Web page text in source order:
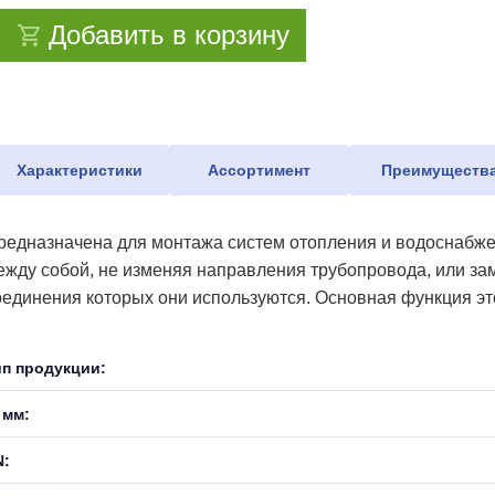
Добавить в корзину
Характеристики Ассортимент
для монтажа систем отопления и
собой, не изменяя направления трубопровода, или
которых они используются. Основная функция
продукции:
мм: